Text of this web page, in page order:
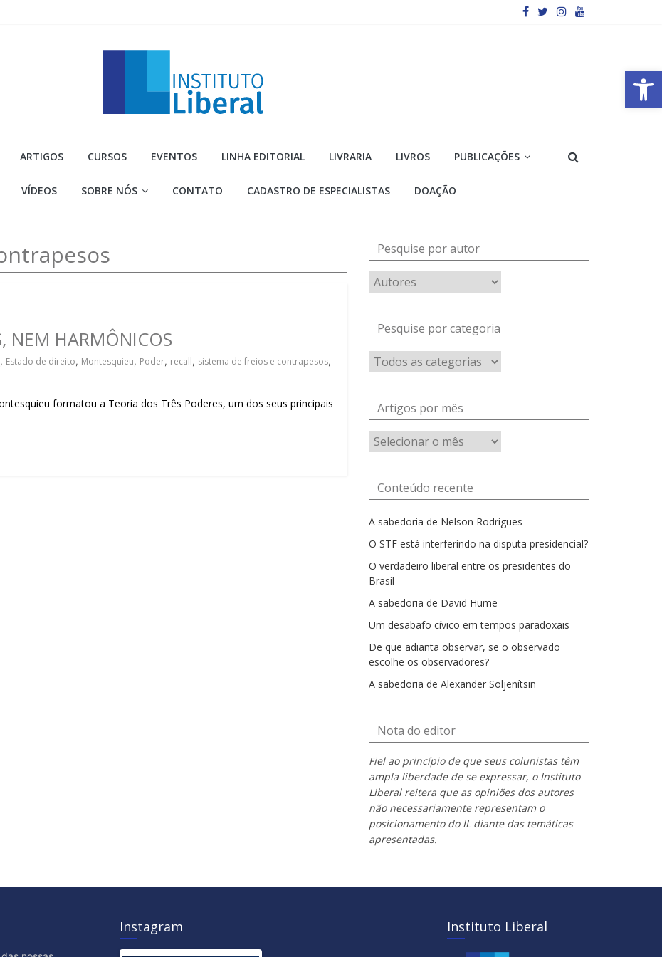
Barra de Ferramentas Aberta
Liberal
parte
mais
sociedade.
ARTIGOS CURSOS EVENTOS LINHA EDITORIAL LIVRARIA LIVROS PUBLICAÇÕES
VÍDEOS SOBRE NÓS CONTATO CADASTRO DE ESPECIALISTAS DOAÇÃO
NEM HARMÔNICOS
, Estado de direito, Montesquieu, Poder, recall, sistema de freios e contrapesos,
formatou a Teoria dos Três Poderes, um dos seus principais
Pesquise por autor
Pesquise por categoria
Artigos por mês
Artigos
por
Conteúdo recente
A sabedoria de Nelson Rodrigues
O STF está interferindo na disputa presidencial?
O verdadeiro liberal entre os presidentes do
Brasil
A sabedoria de David Hume
Um desabafo cívico em tempos paradoxais
De que adianta observar, se o observado
escolhe os observadores?
A sabedoria de Alexander Soljenítsin
Nota do editor
Fiel ao princípio de que seus colunistas têm
ampla liberdade de se expressar, o Instituto
Liberal reitera que as opiniões dos autores
não necessariamente representam o
posicionamento do IL diante das temáticas
apresentadas.
Instagram Instituto Liberal